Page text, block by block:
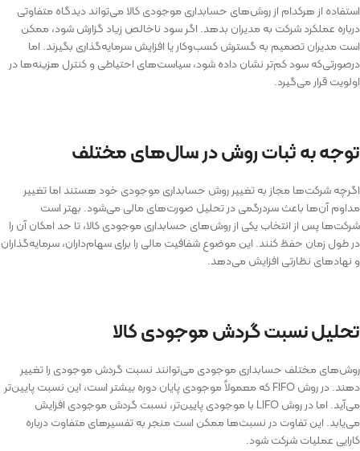
استفاده از هرکدام از روش‌های حسابداری موجودی کالا می‌تواند دیدگاه متفاوتی
درباره عملکرد شرکت به مدیران بدهد. اگر سود ناخالص زیاد گزارش شود، ممکن
است مدیران تصمیم به گسترش کسب‌وکار یا افزایش سرمایه‌گذاری بگیرند. اما
درصورتی‌که سود کم‌تر نشان داده شود، سیاست‌های احتیاطی و کنترل هزینه‌ها در
اولویت قرار می‌گیرد.
توجه به ثبات روش در سال‌های مختلف
اگرچه شرکت‌ها مجاز به تغییر روش حسابداری موجودی خود هستند اما تغییر
مداوم آن‌ها باعث سردرگمی در تحلیل‌ صورت‌های مالی می‌شود. بهتر است
شرکت‌ها پس از انتخاب یکی از روش‌های حسابداری موجودی کالا، تا حد امکان آن را
در طول زمان حفظ کنند. این موضوع شفافیت مالی را برای سهام‌داران، سرمایه‌گذاران
و نهادهای نظارتی افزایش می‌دهد.
تحلیل نسبت گردش موجودی کالا
روش‌های مختلف حسابداری موجودی می‌توانند نسبت گردش موجودی را تغییر
دهند. در روش FIFO که معمولاً موجودی پایان دوره بیشتر است، این نسبت پایین‌تر
می‌آید. اما در روش LIFO با موجودی پایین‌تر، نسبت گردش موجودی افزایش
می‌یابد. این تفاوت در نسبت‌ها ممکن است منجر به تفسیرهای متفاوت درباره
کارایی عملیات شرکت شود.